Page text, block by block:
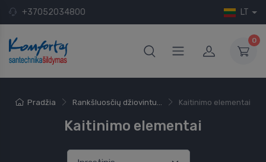
+37052034800 LT
0
Pradžia Rankšluosčių džiovintu... Kaitinimo elementai
Kaitinimo elementai